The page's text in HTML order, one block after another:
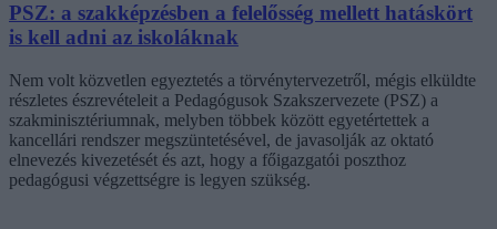
PSZ: a szakképzésben a felelősség mellett hatáskört
is kell adni az iskoláknak
Nem volt közvetlen egyeztetés a törvénytervezetről, mégis elküldte
részletes észrevételeit a Pedagógusok Szakszervezete (PSZ) a
szakminisztériumnak, melyben többek között egyetértettek a
kancellári rendszer megszüntetésével, de javasolják az oktató
elnevezés kivezetését és azt, hogy a főigazgatói poszthoz
pedagógusi végzettségre is legyen szükség.